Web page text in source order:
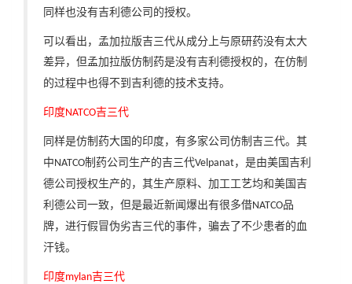
同样也没有吉利德公司的授权。
可以看出，孟加拉版吉三代从成分上与原研药没有太大
差异， 但孟加拉版仿制药是没有吉利德授权的，在仿制
的过程中也得不到吉利德的技术支持。
印度NATCO吉三代
同样是仿制药大国的印度，有多家公司仿制吉三代。其
中NATCO制药公司生产的吉三代Velpanat，是由美国吉利
德公司授权生产的，其生产原料、加工工艺均和美国吉
利德公司一致， 但是最近新闻爆出有很多借NATCO品
牌，进行假冒伪劣吉三代的事件，骗去了不少患者的血
汗钱。
印度mylan吉三代